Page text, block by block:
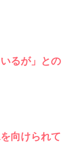
るが」との
向けられて